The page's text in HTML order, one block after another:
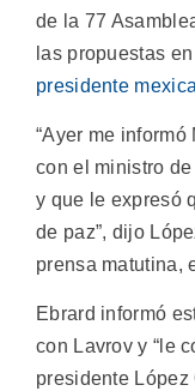
de la 77
las propuestas
presidente
“Ayer me
con el ministro
y que le expresó
de paz”, dijo
prensa matutina,
Ebrard informó
con Lavrov y “le
presidente López